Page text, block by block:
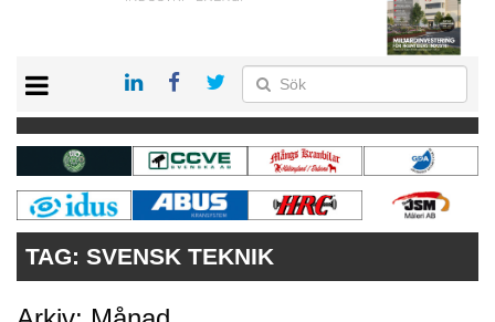
KONTAKT
VÅRA ANDRA MAGASIN
PRENUMERERA
ANNONSERA
TAG: SVENSK TEKNIK